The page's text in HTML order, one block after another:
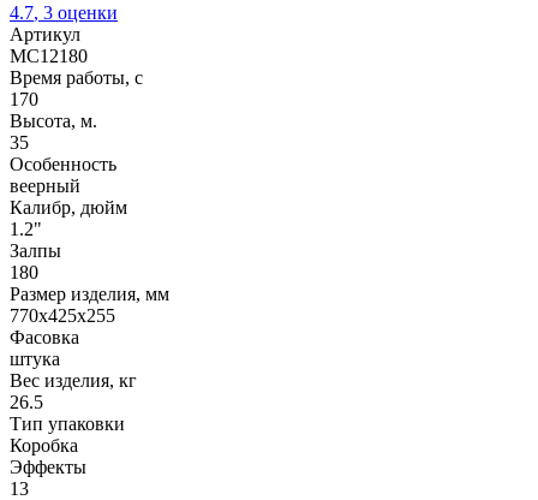
4.7, 3 оценки
Артикул
MC12180
Время работы, с
170
Высота, м.
35
Особенность
веерный
Калибр, дюйм
1.2"
Залпы
180
Размер изделия, мм
770х425х255
Фасовка
штука
Вес изделия, кг
26.5
Тип упаковки
Коробка
Эффекты
13